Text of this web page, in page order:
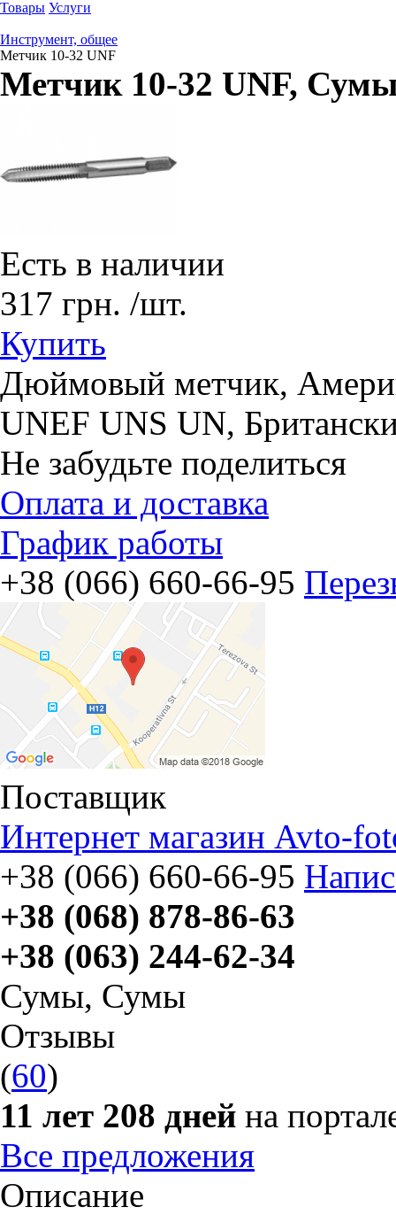
Товары Услуги
Инструмент, общее
Метчик 10-32 UNF
Метчик 10-32 UNF,
Есть в наличии
317 грн. /шт.
Купить
Дюймовый метчик,
UNEF UNS UN,
Не забудьте поделиться
Оплата и доставка
График работы
+38 (066) 660-66-95
Поставщик
Интернет магазин Avto-
+38 (066) 660-66-95
+38 (068) 878-86-63
+38 (063) 244-62-34
Сумы, Сумы
Отзывы
(60)
11 лет 208 дней на
Все предложения
Описание